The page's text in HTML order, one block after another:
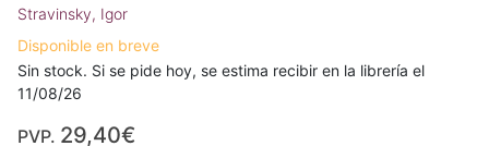
Stravinsky, Igor
Disponible en breve
Sin stock. Si se pide hoy, se estima recibir en la librería el
11/08/26
PVP. 29,40€